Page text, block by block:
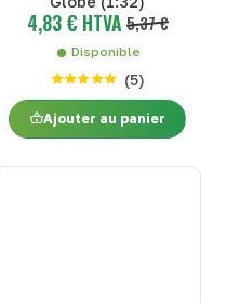
4,83 € HTVA 5,37 €
Disponible
(5)
Ajouter au panier